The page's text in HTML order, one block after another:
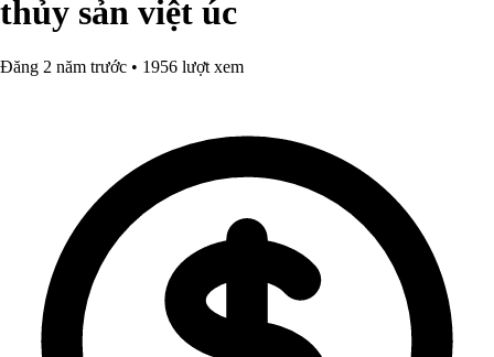
thủy sản việt úc
Đăng 2 năm trước • 1956 lượt xem